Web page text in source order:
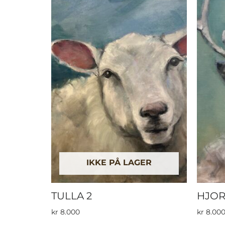
IKKE PÅ LAGER
TULLA 2
kr 8.000 kr 8.000